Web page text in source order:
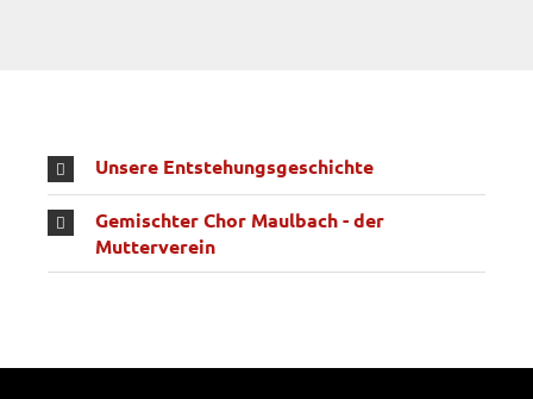
Unsere Entstehungsgeschichte
Gemischter Chor Maulbach - der
Mutterverein